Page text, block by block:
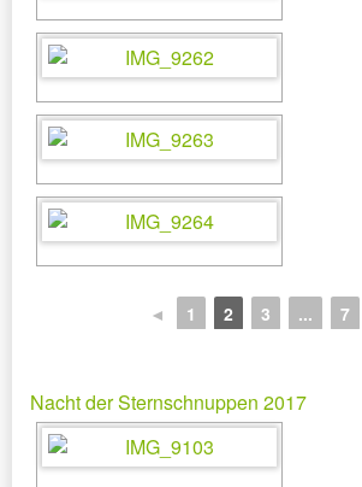
◄ 1 2 3 ... 7
Nacht der Sternschnuppen 2017